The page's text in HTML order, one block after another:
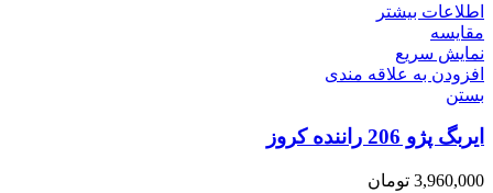
اطلاعات بیشتر
مقایسه
نمایش سریع
افزودن به علاقه مندی
بستن
ایربگ پژو 206 راننده کروز
3,960,000 تومان